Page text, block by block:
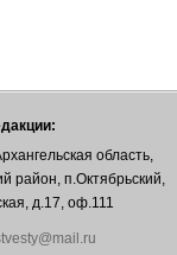
область,
район, п.Октябрьский,
д.17, оф.111